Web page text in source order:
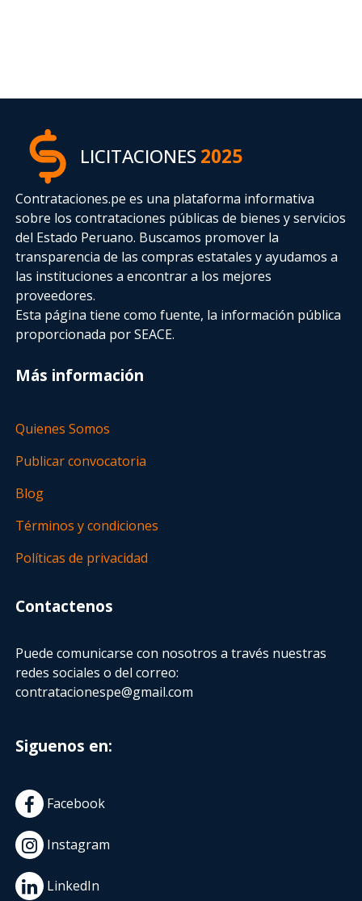
LICITACIONES2025
Contrataciones.pe es una plataforma informativa
sobre los contrataciones públicas de bienes y servicios
del Estado Peruano. Buscamos promover la
transparencia de las compras estatalesy ayudamos a
las instituciones a encontrar a los mejores
proveedores.
Esta página tiene como fuente, la información pública
proporcionada por SEACE.
Más información
Quienes Somos
Publicar convocatoria
Blog
Términos y condiciones
Políticas de privacidad
Contactenos
Puede comunicarse con nosotros a través nuestras
redes sociales o del correo:
contratacionespe@gmail.com
Siguenos en:
Facebook
Instagram
LinkedIn